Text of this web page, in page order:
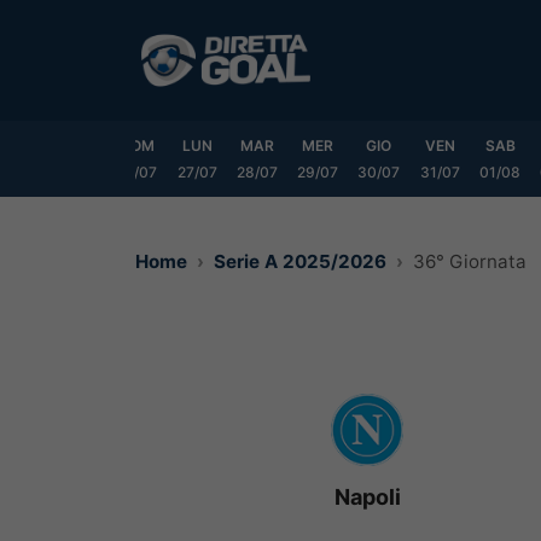
DOM
26/07
LUN
27/07
MAR
28/07
MER
29/07
GIO
30/07
VEN
31/07
SAB
01/08
Home Serie A 2025/2026 36° Giornata
Napoli